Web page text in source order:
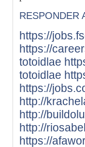
RESPONDER
https://
https://
totoidlae
totoidlae
https://
http://
http://
http://
https://